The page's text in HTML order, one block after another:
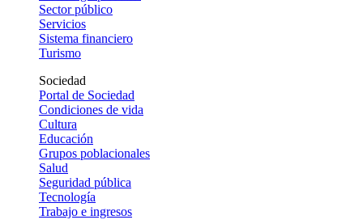
Sector público
Servicios
Sistema financiero
Turismo
Sociedad
Portal de Sociedad
Condiciones de vida
Cultura
Educación
Grupos poblacionales
Salud
Seguridad pública
Tecnología
Trabajo e ingresos